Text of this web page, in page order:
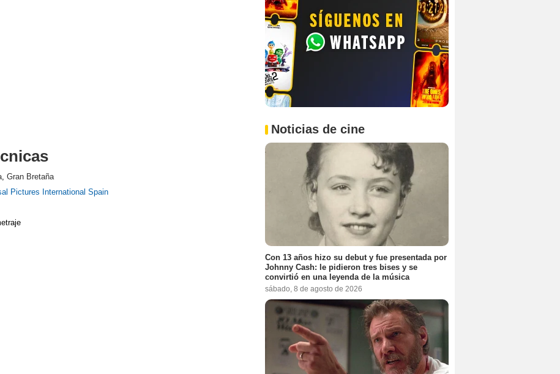
, Gran Bretaña
Pictures International Spain
Noticias de cine
Con 13 años hizo su debut y fue presentada por
Johnny Cash: le pidieron tres bises y se
convirtió en una leyenda de la música
sábado, 8 de agosto de 2026